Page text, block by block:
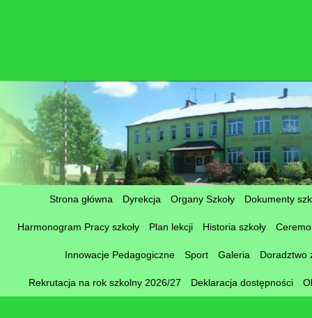
Strona główna Dyrekcja Organy Szkoły Dokumenty
Harmonogram Pracy szkoły Plan lekcji Historia szkoły
Innowacje Pedagogiczne Sport Galeria Doradztwo
Rekrutacja na rok szkolny 2026/27 Deklaracja dostępności